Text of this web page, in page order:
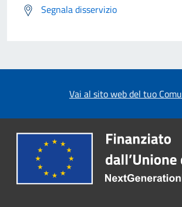
Segnala disservizio
Vai al sito web del tuo